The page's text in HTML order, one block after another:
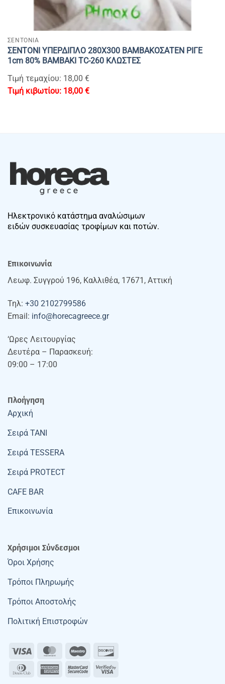
ΣΕΝΤΟΝΙΑ
ΣΕΝΤΟΝΙ ΥΠΕΡΔΙΠΛΟ 280Χ300 ΒΑΜΒΑΚΟΣΑΤΕΝ ΡΙΓΕ
1cm 80% BAMBAKI TC-260 ΚΛΩΣΤΕΣ
Τιμή τεμαχίου: 18,00 €
18,00 €
Ηλεκτρονικό κατάστημα αναλώσιμων
ειδών συσκευασίας τροφίμων και ποτών.
Επικοινωνία
Λεωφ. Συγγρού 196, Καλλιθέα, 17671, Αττική
Τηλ: +30 2102799586
Email: info@horecagreece.gr
‘Ωρες Λειτουργίας
Δευτέρα – Παρασκευή:
09:00 – 17:00
Πλοήγηση
Αρχική
Σειρά TANI
Σειρά TESSERA
Σειρά PROTECT
CAFE BAR
Επικοινωνία
Χρήσιμοι Σύνδεσμοι
Όροι Χρήσης
Τρόποι Πληρωμής
Τρόποι Αποστολής
Πολιτική Επιστροφών
Visa MasterCardMaestro
Dinners
AmericanMasterCard
Visa